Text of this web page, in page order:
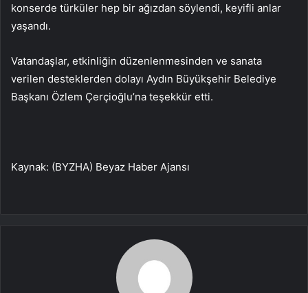
konserde türküler hep bir ağızdan söylendi, keyifli anlar
yaşandı.
Vatandaşlar, etkinliğin düzenlenmesinden ve sanata
verilen desteklerden dolayı Aydın Büyükşehir Belediye
Başkanı Özlem Çerçioğlu’na teşekkür etti.
Kaynak: (BYZHA) Beyaz Haber Ajansı